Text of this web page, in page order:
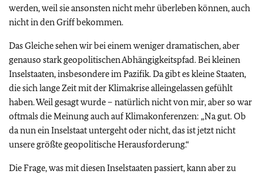
werden, weil sie ansonsten nicht mehr überleben können, auch
nicht in den Griff bekommen.
Das Gleiche sehen wir bei einem weniger dramatischen, aber
genauso stark geopolitischen Abhängigkeitspfad. Bei kleinen
Inselstaaten, insbesondere im Pazifik. Da gibt es kleine Staaten,
die sich lange Zeit mit der Klimakrise alleingelassen gefühlt
haben. Weil gesagt wurde – natürlich nicht von mir, aber so war
oftmals die Meinung auch auf Klimakonferenzen: „Na gut. Ob
da nun ein Inselstaat untergeht oder nicht, das ist jetzt nicht
unsere größte geopolitische Herausforderung.“
Die Frage, was mit diesen Inselstaaten passiert, kann aber zu